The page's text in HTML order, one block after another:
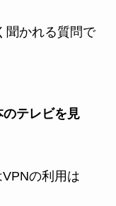
聞かれる質問で
テレビを見
の利用は